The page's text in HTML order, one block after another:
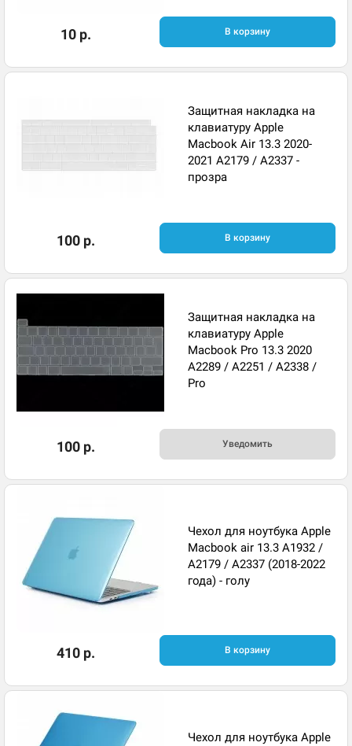
10 р. В корзину
Защитная накладка на
клавиатуру Apple
Macbook Air 13.3 2020-
2021 A2179 / A2337 -
прозра
100 р. В корзину
Защитная накладка на
клавиатуру Apple
Macbook Pro 13.3 2020
A2289 / A2251 / A2338 /
Pro
100 р. Уведомить
Чехол для ноутбука Apple
Macbook air 13.3 A1932 /
A2179 / A2337 (2018-2022
года) - голу
410 р. В корзину
Чехол для ноутбука Apple